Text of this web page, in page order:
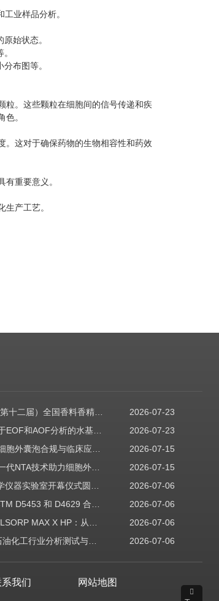
业样品分析。
始状态。
布图等。
。这些颗粒在细胞间的信号传递和疾
。
这对于确保药物的生物相容性和药效
重要意义。
产工艺。
邀请函 | 2026（第十二届）全国香料香精技术交流年会
2026-07-23
网络研讨会 | 基于EOF和AOF分析的水基质中PFAS筛查
2026-07-23
2026-07-15
网络研讨会 | 新一代NTA技术助力细胞外囊泡质量评估与工艺开发
2026-07-15
2026-07-06
2026-07-06
2026-07-06
邀请函 | 2026 石油化工行业分析测试与仪器技术交流会（辽宁站）
2026-07-06
我们 网站地图